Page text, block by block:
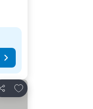
Paylaş
Favorilerime ekle